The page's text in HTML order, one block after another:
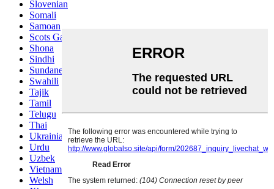
Slovenian
Somali
Samoan
Scots Gaelic
Shona
Sindhi
Sundanese
Swahili
Tajik
Tamil
Telugu
Thai
Ukrainian
Urdu
Uzbek
Vietnamese
Welsh